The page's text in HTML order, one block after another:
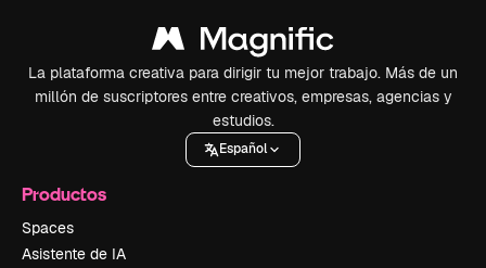
La plataforma creativa para dirigir tu mejor trabajo. Más de un
millón de suscriptores entre creativos, empresas, agencias y
estudios.
Español
Productos
Spaces
Asistente de IA